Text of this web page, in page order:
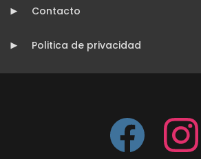
Contacto
Politica de privacidad